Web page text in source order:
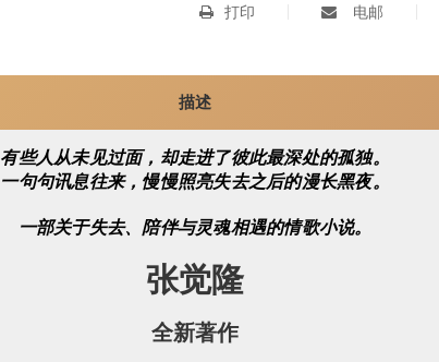
打印 电邮
描述
有些人从未见过面，却走进了彼此最深处的孤独。
一句句讯息往来，慢慢照亮失去之后的漫长黑夜。
一部关于失去、陪伴与灵魂相遇的情歌小说。
张觉隆
全新著作